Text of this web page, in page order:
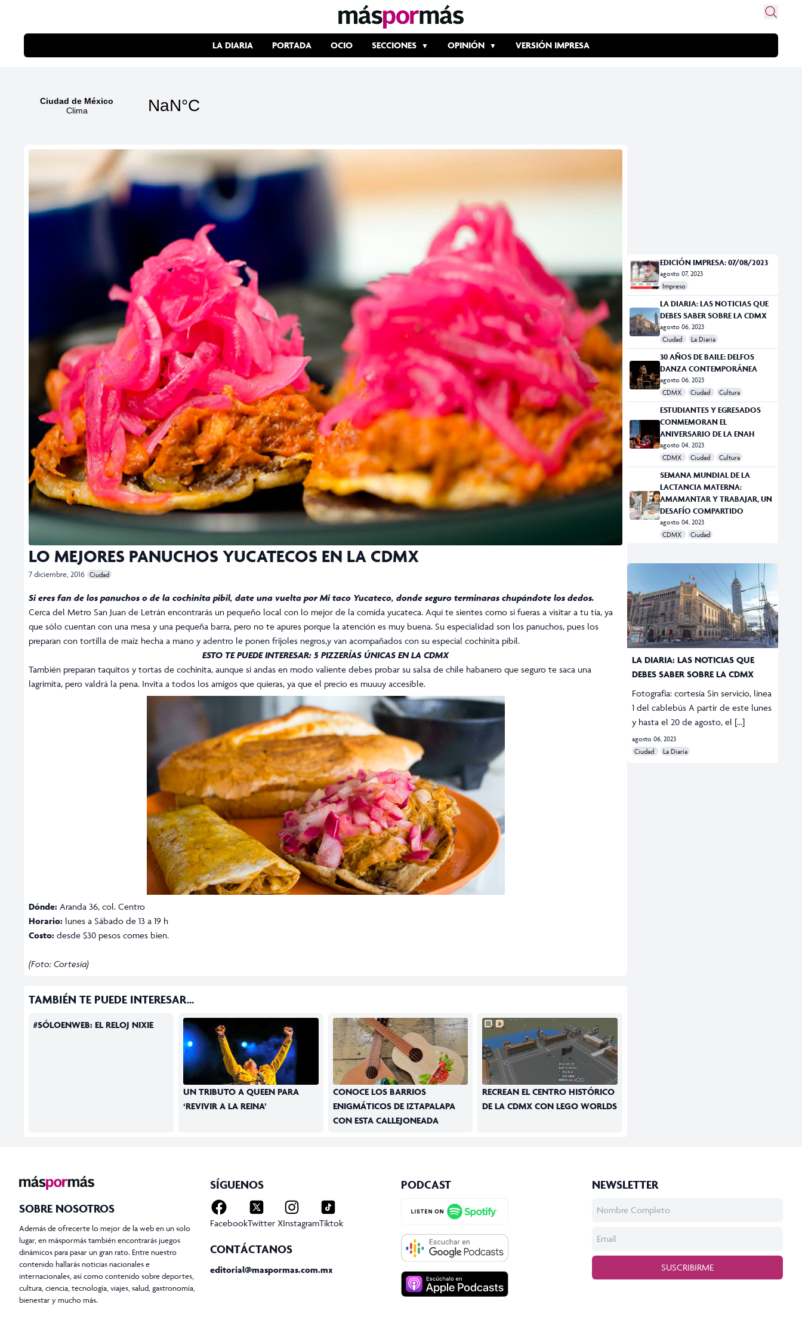
LA DIARIA PORTADA OCIO SECCIONES OPINIÓN VERSIÓN IMPRESA
LO MEJORES PANUCHOS YUCATECOS EN LA CDMX
7 diciembre, 2016 Ciudad
Si eres fan de los panuchos o de la cochinita pibil, date una vuelta por Mi taco Yucateco, donde seguro terminaras chupándote los dedos.
Cerca del Metro San Juan de Letrán encontrarás un pequeño local con lo mejor de la comida yucateca. Aquí te sientes como si fueras a visitar a tu tía, ya
que sólo cuentan con una mesa y una pequeña barra, pero no te apures porque la atención es muy buena. Su especialidad son los panuchos, pues los
preparan con tortilla de maíz hecha a mano y adentro le ponen frijoles negros,y van acompañados con su especial cochinita pibil.
ESTO TE PUEDE INTERESAR:5 PIZZERÍAS ÚNICAS EN LA CDMX
También preparan taquitos y tortas de cochinita, aunque si andas en modo valiente debes probar su salsa de chile habanero que seguro te saca una
lagrimita, pero valdrá la pena. Invita a todos los amigos que quieras, ya que el precio es muuuy accesible.
Dónde: Aranda 36, col. Centro
Horario: lunes a Sábado de 13 a 19 h
Costo: desde $30 pesos comes bien.
(Foto: Cortesía)
TAMBIÉN TE PUEDE INTERESAR...
#SÓLOENWEB: EL RELOJ NIXIE
UN TRIBUTO A QUEEN PARA
‘REVIVIR A LA REINA’
CONOCE LOS BARRIOS
ENIGMÁTICOS DE IZTAPALAPA
CON ESTA CALLEJONEADA
RECREAN EL CENTRO HISTÓRICO
DE LA CDMX CON LEGO WORLDS
EDICIÓN IMPRESA: 07/08/2023
agosto 07, 2023
Impreso
LA DIARIA: LAS NOTICIAS QUE
DEBES SABER SOBRE LA CDMX
agosto 06, 2023
Ciudad
La Diaria
30 AÑOS DE BAILE: DELFOS
DANZA CONTEMPORÁNEA
agosto 06, 2023
CDMX
Ciudad Cultura
ESTUDIANTES Y EGRESADOS
CONMEMORAN EL
ANIVERSARIO DE LA ENAH
agosto 04, 2023
CDMX
Ciudad Cultura
SEMANA MUNDIAL DE LA
LACTANCIA MATERNA:
AMAMANTAR Y TRABAJAR, UN
DESAFÍO COMPARTIDO
agosto 04, 2023
CDMX
Ciudad
LA DIARIA: LAS NOTICIAS QUE
DEBES SABER SOBRE LA CDMX
Fotografía: cortesía Sin servicio, línea
1 del cablebús A partir de este lunes
y hasta el 20 de agosto, el […]
agosto 06, 2023
Ciudad
La Diaria
SOBRE NOSOTROS
Además de ofrecerte lo mejor de la web en un solo
lugar, en máspormás también encontrarás juegos
dinámicos para pasar un gran rato. Entre nuestro
contenido hallarás noticias nacionales e
internacionales, así como contenido sobre deportes,
cultura, ciencia, tecnología, viajes, salud, gastronomía,
bienestar y mucho más.
SÍGUENOS
FacebookTwitter XInstagramTiktok
CONTÁCTANOS
editorial@maspormas.com.mx
PODCAST NEWSLETTER
SUSCRIBIRME